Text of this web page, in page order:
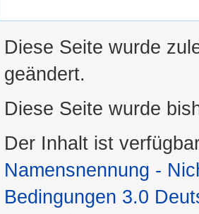
Diese Seite wurde
geändert.
Diese Seite wurde
Der Inhalt ist
Namensnennung -
Bedingungen 3.0